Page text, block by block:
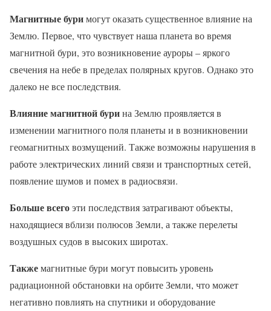
Магнитные буримогут оказать существенное влияние на
Землю. Первое, что чувствует наша планета во время
магнитной бури, это возникновение ауроры – яркого
свечения на небе в пределах полярных кругов. Однако это
далеко не все последствия.
Влияние магнитной бурина Землю проявляется в
изменении магнитного поля планеты и в возникновении
геомагнитных возмущений. Также возможны нарушения в
работе электрических линий связи и транспортных сетей,
появление шумов и помех в радиосвязи.
Больше всегоэти последствия затрагивают объекты,
находящиеся вблизи полюсов Земли, а также перелеты
воздушных судов в высоких широтах.
Такжемагнитные бури могут повысить уровень
радиационной обстановки на орбите Земли, что может
негативно повлиять на спутники и оборудование